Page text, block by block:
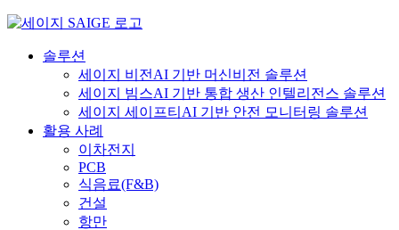
Skip
content솔루션
세이지 비전 AI 기반 머신비전 솔루션
세이지 빔스AI 기반 통합 생산 인텔리전스 솔루션
세이지 세이프티 AI 기반 안전 모니터링 솔루션
활용 사례
이차전지
PCB
식음료(F&B)
건설
항만